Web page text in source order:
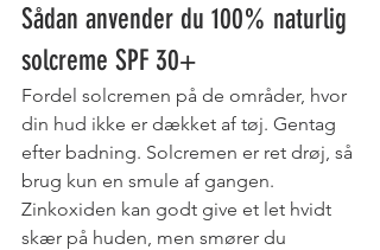
Sådan anvender du 100% naturlig
solcreme SPF 30+
Fordel solcremen på de områder, hvor
din hud ikke er dækket af tøj. Gentag
efter badning. Solcremen er ret drøj, så
brug kun en smule af gangen.
Zinkoxiden kan godt give et let hvidt
skær på huden, men smører du